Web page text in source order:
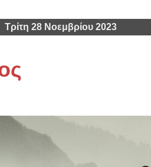
Τρίτη 28 Νοεμβρίου 2023